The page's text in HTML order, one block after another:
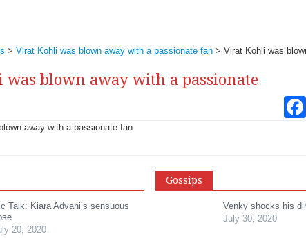
> Virat Kohli was blown away with a passionate fan > Virat Kohli was
blown away with a passionate
Talk: Kiara Advani’s sensuous
20, 2020
Gossips
Venky shocks his
July 30, 2020